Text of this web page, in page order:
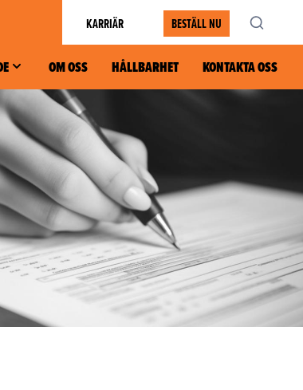
KARRIÄR BESTÄLL NU
OM OSS HÅLLBARHET KONTAKTA OSS